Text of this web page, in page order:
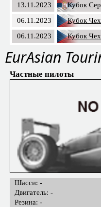
13.11.2023
Кубок
06.11.2023
Кубок
06.11.2023
Кубок
EurAsian
Частные пилоты
Шасси: -
Двигатель: -
Резина: -